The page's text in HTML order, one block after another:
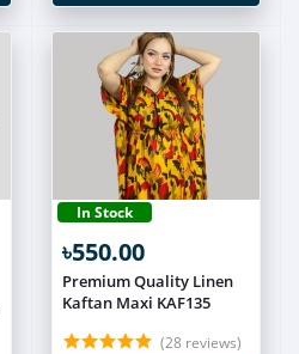
In Stock
৳550.00
Premium Quality Linen
Kaftan Maxi KAF135
(28 reviews)